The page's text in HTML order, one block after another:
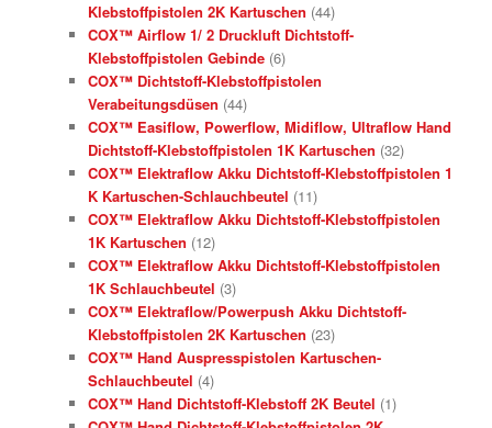
Klebstoffpistolen 2K Kartuschen (44)
COX™ Airflow 1/ 2 Druckluft Dichtstoff-
Klebstoffpistolen Gebinde (6)
COX™ Dichtstoff-Klebstoffpistolen
Verabeitungsdüsen (44)
COX™ Easiflow, Powerflow, Midiflow, Ultraflow Hand
Dichtstoff-Klebstoffpistolen 1K Kartuschen (32)
COX™ Elektraflow Akku Dichtstoff-Klebstoffpistolen 1
K Kartuschen-Schlauchbeutel (11)
COX™ Elektraflow Akku Dichtstoff-Klebstoffpistolen
1K Kartuschen (12)
COX™ Elektraflow Akku Dichtstoff-Klebstoffpistolen
1K Schlauchbeutel (3)
COX™ Elektraflow/Powerpush Akku Dichtstoff-
Klebstoffpistolen 2K Kartuschen (23)
COX™ Hand Auspresspistolen Kartuschen-
Schlauchbeutel (4)
COX™ Hand Dichtstoff-Klebstoff 2K Beutel (1)